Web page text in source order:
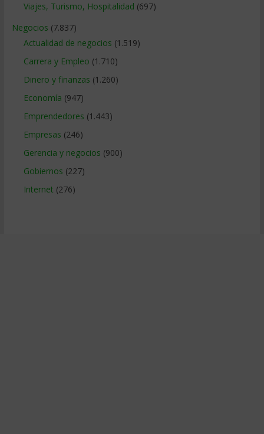
Viajes, Turismo, Hospitalidad (697)
Negocios (7.837)
Actualidad de negocios (1.519)
Carrera y Empleo (1.710)
Dinero y finanzas (1.260)
Economía (947)
Emprendedores (1.443)
Empresas (246)
Gerencia y negocios (900)
Gobiernos (227)
Internet (276)